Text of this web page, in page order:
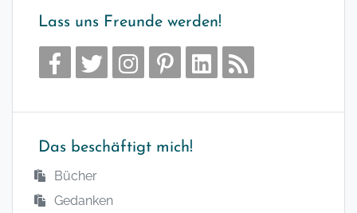
Lass uns Freunde werden!
Das beschäftigt mich!
Bücher
Gedanken